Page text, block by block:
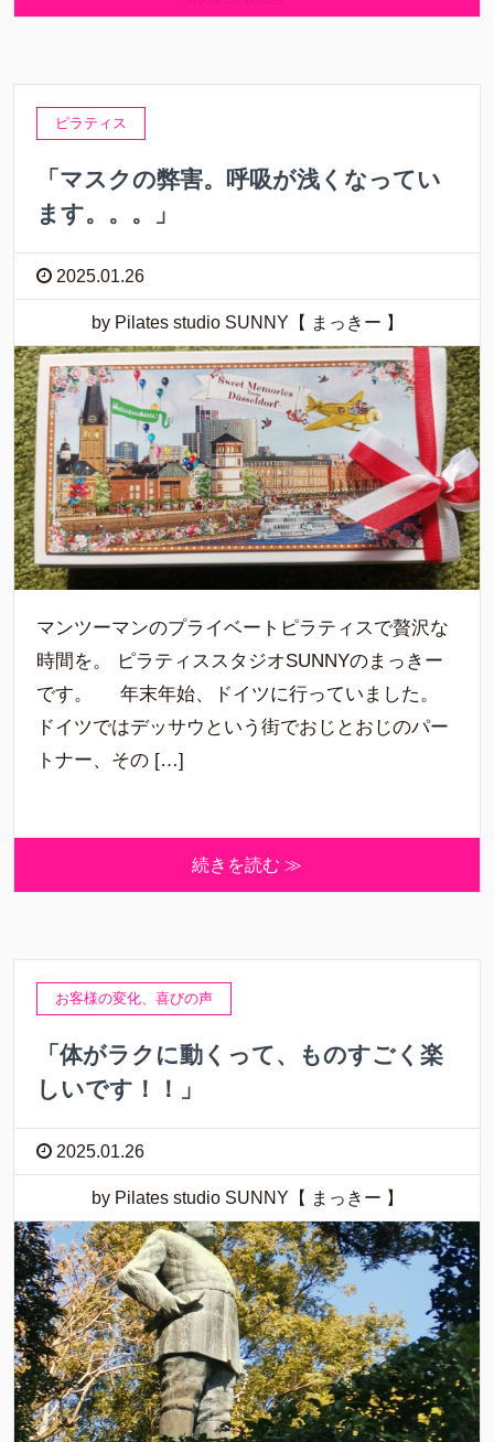
ピラティス
「マスクの弊害。呼吸が浅くなってい
ます。。。」
2025.01.26
by Pilates studio SUNNY【 まっきー 】
マンツーマンのプライベートピラティスで贅沢な
時間を。 ピラティススタジオSUNNYのまっきー
です。 年末年始、ドイツに行っていました。
ドイツではデッサウという街でおじとおじのパー
トナー、その […]
続きを読む ≫
お客様の変化、喜びの声
「体がラクに動くって、ものすごく楽
しいです！！」
2025.01.26
by Pilates studio SUNNY【 まっきー 】